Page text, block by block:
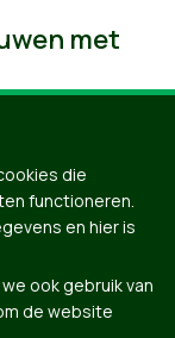
met
die
functioneren.
en hier is
ook gebruik van
de website